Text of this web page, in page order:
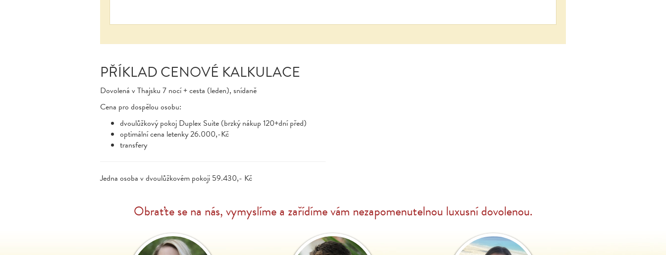
PŘÍKLAD CENOVÉ KALKULACE
Dovolená v Thajsku 7 nocí + cesta (leden), snídaně
Cena pro dospělou osobu:
dvoulůžkový pokoj Duplex Suite (brzký nákup 120+dní před)
optimální cena letenky 26.000,-Kč
transfery
Jedna osoba v dvoulůžkovém pokoji 59.430,- Kč
Obraťte se na nás, vymyslíme a zařídíme vám nezapomenutelnou luxusní dovolenou.